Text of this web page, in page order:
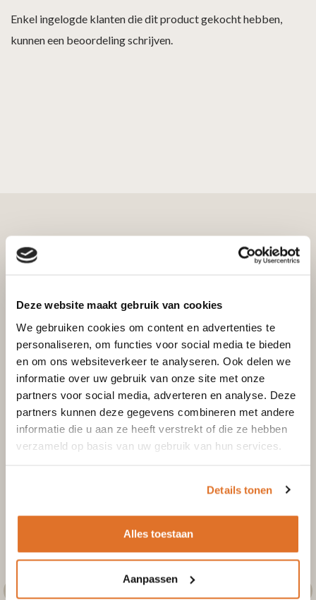
Deze website maakt gebruik van cookies
We gebruiken cookies om content en advertenties te
personaliseren, om functies voor social media te bieden
en om ons websiteverkeer te analyseren. Ook delen we
informatie over uw gebruik van onze site met onze
partners voor social media, adverteren en analyse. Deze
partners kunnen deze gegevens combineren met andere
informatie die u aan ze heeft verstrekt of die ze hebben
verzameld op basis van uw gebruik van hun services.
Details tonen
Alles toestaan
Aanpassen
Enkel ingelogde klanten die dit product gekocht hebben,
kunnen een beoordeling schrijven.
Vloerplaat glas vierkant 100x100cm
€252,50
€208,68
Toevoegen aan winkelwagen